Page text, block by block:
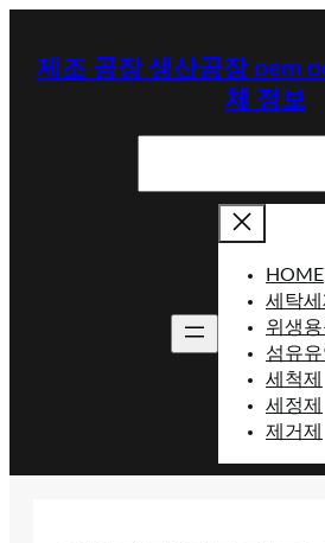
제조 공장 생산공장 oem
체 정보
HOME
세탁세
위생
섬유유
세척제
세정제
제거제